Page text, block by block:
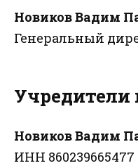
Новиков Вадим
Генеральный
Учредители
Новиков Вадим
ИНН 860239665477